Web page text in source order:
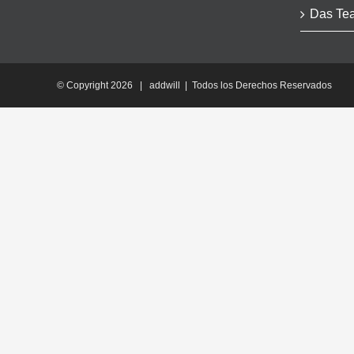
Das
© Copyright2026 | addwill | Todos los Derechos Reservados